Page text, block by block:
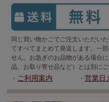
同じ買い物かごでご注文いただい
てすべてまとめて発送します。一
せん。お急ぎのお品物がある場合
品、お取り寄せ品など）とは別にご
・ ご利用案内 ・ 営業日